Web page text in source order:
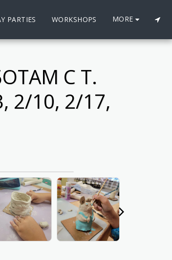
PARTIES WORKSHOPS MORE
С Т.
10, 2/17,